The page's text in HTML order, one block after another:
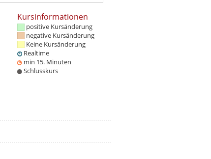
Kursinformationen
positive Kursänderung
negative Kursänderung
Keine Kursänderung
Realtime
min 15. Minuten
Schlusskurs